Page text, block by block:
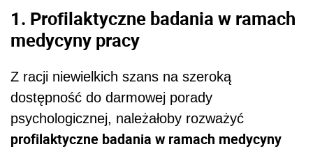
1. Profilaktyczne badania w ramach
medycyny pracy
Z racji niewielkich szans na szeroką
dostępność do darmowej porady
psychologicznej, należałoby rozważyć
profilaktyczne badania w ramach medycyny